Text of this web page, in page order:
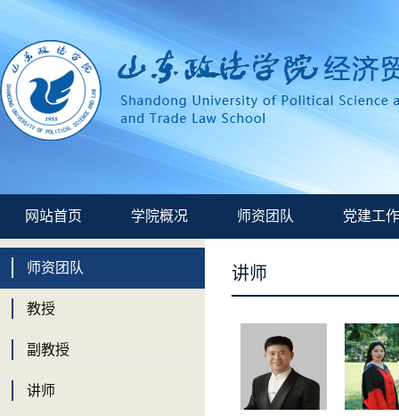
网站首页 学院概况 师资团队 党建工作
师资团队
教授
副教授
讲师
讲师